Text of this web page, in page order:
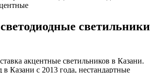
светильники
акцентные светильников в Казани.
Казани с 2013 года, нестандартные